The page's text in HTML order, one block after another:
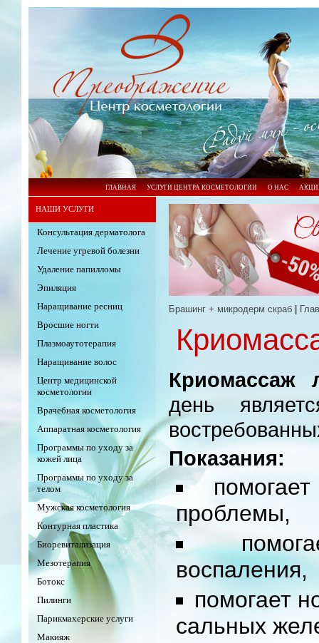
ГЛАВНАЯ УСЛУГИ ЦЕНТРА КОСМЕТОЛОГИИ О НАС
НАШИ УСЛУГИ
Консультация дерматолога
Лечение угревой болезни
Удаление папилломы
Эпиляция
Наращивание ресниц
Вросшие ногти
Плазмоаутотерапия
Наращивание волос
Центр медицинской
косметологии
Врачебная косметология
Аппаратная косметология
Программы по уходу за
кожей лица
Программы по уходу за
телом
Мужская косметология
Контурная пластика
Биоревитализация
Мезотерапия
Ботокс
Пилинги
Парикмахерские услуги
Макияж
Брашинг + микродерм скраб
Криомассаж
день
Показания:
проблемы,
воспаления,
помогает
сальных